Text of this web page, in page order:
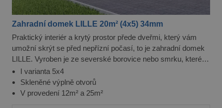
Zahradní domek LILLE 20m² (4x5) 34mm
Praktický interiér a krytý prostor přede dveřmi, který vám
umožní skrýt se před nepřízní počasí, to je zahradní domek
LILLE. Vyroben je ze severské borovice nebo smrku, které
jsou skvělými konstrukčními materiály.
I varianta 5x4
Skleněné výplně otvorů
V provedení 12m² a 25m²